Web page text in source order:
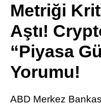
Metriği
Aştı!
“Piyasa
Yorumu!
ABD Merkez